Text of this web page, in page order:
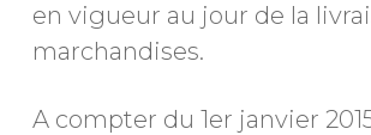
en vigueur au jour de la
marchandises.
A compter du 1er janvier